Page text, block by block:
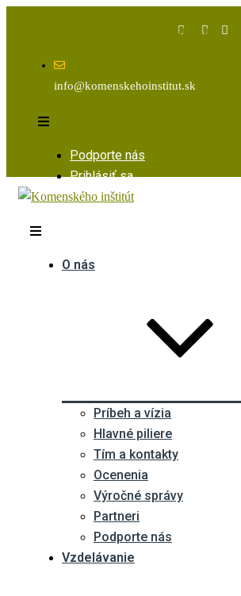
InstagramYoutube
info@komenskehoinstitut.sk
Podporte nás
Prihlásiť sa
O nás
Príbeh a vízia
Hlavné piliere
Tím a kontakty
Ocenenia
Výročné správy
Partneri
Podporte nás
Vzdelávanie